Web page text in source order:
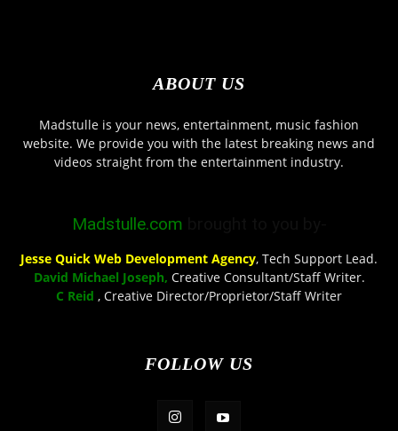
ABOUT US
Madstulle is your news, entertainment, music fashion
website. We provide you with the latest breaking news and
videos straight from the entertainment industry.
Madstulle.com
Jesse Quick Web Development Agency, Tech Support Lead.
David Michael Joseph, Creative Consultant/Staff Writer.
C Reid , Creative Director/Proprietor/Staff Writer
FOLLOW US